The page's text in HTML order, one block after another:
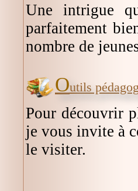
Une intrigue
parfaitement
nombre de
Outils
Pour découvrir
je vous invite à
le visiter.